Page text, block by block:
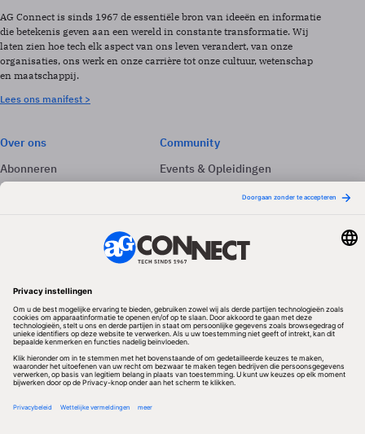
AG Connect is sinds 1967 de essentiële bron van ideeën en informatie
die betekenis geven aan een wereld in constante transformatie. Wij
laten zien hoe tech elk aspect van ons leven verandert, van onze
organisaties, ons werk en onze carrière tot onze cultuur, wetenschap
en maatschappij.
Lees ons manifest >
Over ons
Abonneren
Adverteren
Community
Events & Opleidingen
Nieuwsbrieven
Volg ons
Redactionele partner